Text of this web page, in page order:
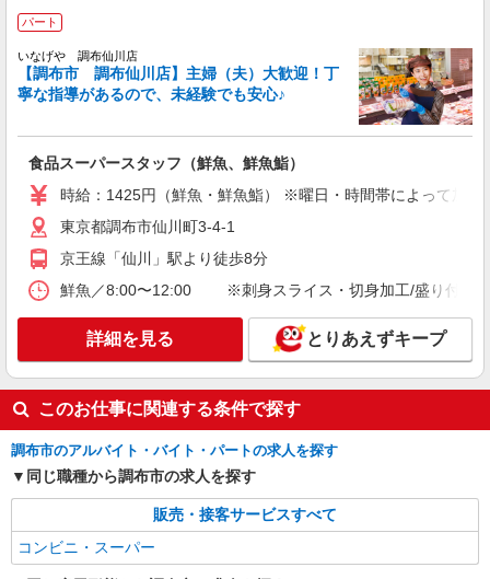
キープ 詳細を見る
正社員
株式会社トップ
規定に基づき決定します★ （高 卒）月給
224,000円〜 （専修卒）月給224,000円〜 （短大
卒）月給224,000円〜
【トップフレッシュマーケット深大寺店】 東
社】東京都世田谷区松原5-8-16 マツナオビル 入
社後各店舗へ配属 ※入社後配属先決定 東京都世田
谷区・品川区・大田区・北区・足立区・調布市・
狛江市・日野市 神奈川県川崎市川崎区・川崎市高
津区・川崎市多摩区・横浜市中区・横浜市神奈川
区・相模原市南区 千葉県松戸市・流山市の各店舗
キープ 詳細を見る
トップフレッシュマーケット 深大寺店
鮮魚スタッフまたは鮮魚寿司スタッフ
時給1,226円 ※経験者優遇 実技試験により時
給考慮いたします。
東京都調布市深大寺東町3-16-1 （トップフレ
ッシュマーケット 深大寺店）
キープ 詳細を見る
パート
いなげや 調布仙川店
【調布市 調布仙川店】主婦（夫）大歓迎！丁
寧な指導があるので、未経験でも安心♪
食品スーパースタッフ（鮮魚、鮮魚鮨）
時給：1425円（鮮魚・鮮魚鮨） ※曜日・時間帯によって加
東京都調布市仙川町3-4-1
京王線「仙川」駅より徒歩8分
鮮魚／8:00〜12:00 ※刺身スライス・切身加工/盛り付け/
詳細を見る とりあえずキープ
このお仕事に関連する条件で探す
調布市のアルバイト・バイト・パートの求人を探す
同じ職種から調布市の求人を探す
販売・接客サービスすべて
コンビニ・スーパー